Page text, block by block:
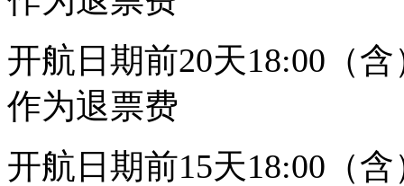
开航日期前20天18:00（
作为退票费
开航日期前15天18:00（